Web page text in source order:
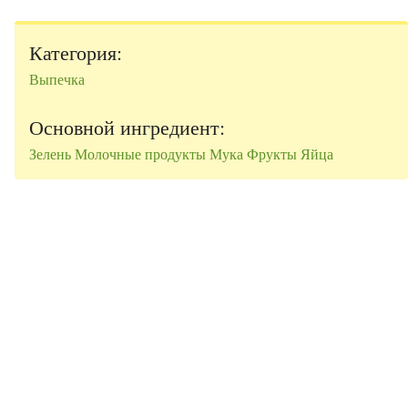
Категория:
Выпечка
Основной ингредиент:
ЗеленьМолочные продуктыМукаФруктыЯйца